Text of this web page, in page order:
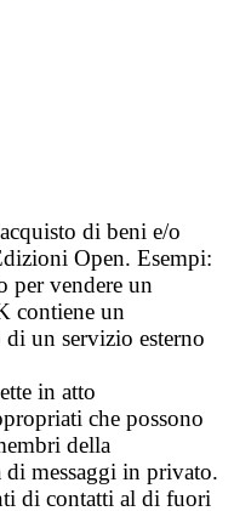
di beni e/o
Open. Esempi:
per vendere un
contiene un
un servizio esterno
in atto
che possono
della
messaggi in privato.
di contatti al di fuori